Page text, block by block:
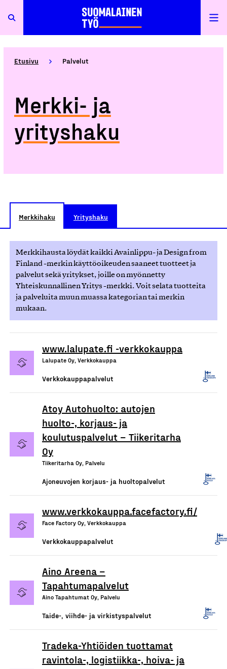
Etusivu Palvelut
Merkki- ja
yrityshaku
Merkkihaku Yrityshaku
Merkkihausta löydät kaikki Avainlippu- ja Design from
Finland -merkin käyttöoikeuden saaneet tuotteet ja
palvelut sekä yritykset, joille on myönnetty
Yhteiskunnallinen Yritys -merkki. Voit selata tuotteita
ja palveluita muun muassa kategorian tai merkin
mukaan.
www.lalupate.fi -verkkokauppa
Lalupate Oy, Verkkokauppa
Verkkokauppapalvelut
Atoy Autohuolto: autojen
huolto-, korjaus- ja
koulutuspalvelut – Tiikeritarha
Oy
Tiikeritarha Oy, Palvelu
Ajoneuvojen korjaus- ja huoltopalvelut
www.verkkokauppa.facefactory.fi/
Face Factory Oy, Verkkokauppa
Verkkokauppapalvelut
Aino Areena –
Tapahtumapalvelut
Aino Tapahtumat Oy, Palvelu
Taide-, viihde- ja virkistyspalvelut
Tradeka-Yhtiöiden tuottamat
ravintola-, logistiikka-, hoiva- ja